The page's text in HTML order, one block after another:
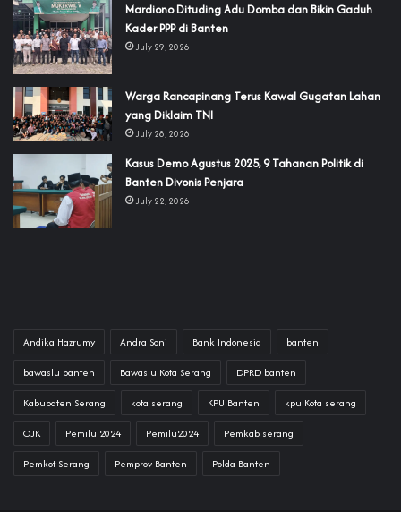
‎Mardiono Dituding Adu Domba dan Bikin Gaduh
Kader PPP di Banten
July 29, 2026
‎Warga Rancapinang Terus Kawal Gugatan Lahan
yang Diklaim TNI‎‎
July 28, 2026
‎Kasus Demo Agustus 2025, 9 Tahanan Politik di
Banten Divonis Penjara
July 22, 2026
Andika Hazrumy Andra Soni Bank Indonesia banten
bawaslu banten Bawaslu Kota Serang DPRD banten
Kabupaten Serang kota serang KPU Banten kpu Kota serang
OJK Pemilu 2024 Pemilu2024 Pemkab serang
Pemkot Serang Pemprov Banten Polda Banten